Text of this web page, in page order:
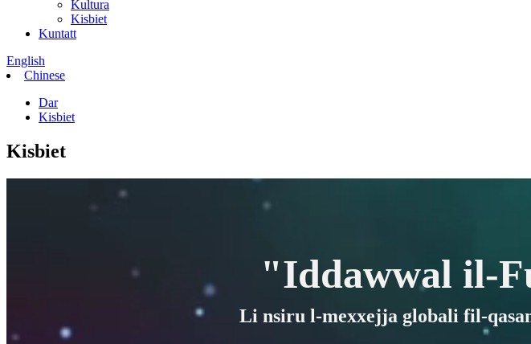
Kultura
Kisbiet
Kuntatt
English
Chinese
Dar
Kisbiet
Kisbiet
"Iddawwal il-
Li nsiru l-mexxejja globali fil-